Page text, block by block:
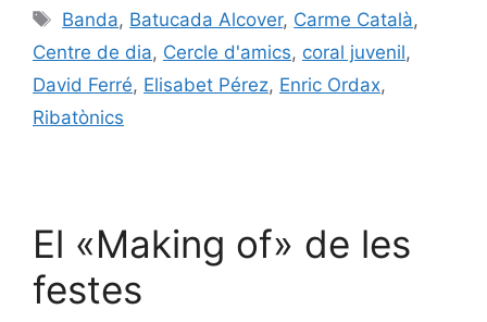
Banda, Batucada Alcover, Carme Català,
Centre de dia, Cercle d'amics, coral juvenil,
David Ferré, Elisabet Pérez, Enric Ordax,
Ribatònics
El «Making of» de les
festes